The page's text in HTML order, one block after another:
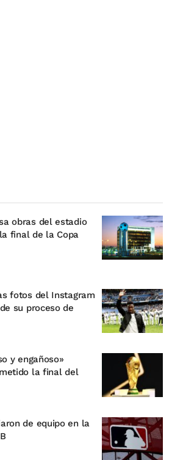
obras del estadio
final de la Copa
fotos del Instagram
su proceso de
y engañoso»
la final del
de equipo en la